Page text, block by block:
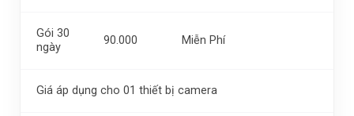
Gói 30
ngày
90.000 Miễn Phí
Giá áp dụng cho 01 thiết bị camera